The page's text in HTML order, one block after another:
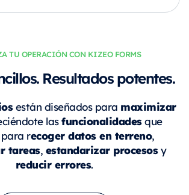
TU OPERACIÓN CON KIZEO FORMS
Resultados potentes.
están diseñados para maximizar
lasfuncionalidadesque
recoger datos en terreno,
tareas, estandarizar procesosy
reducir errores.